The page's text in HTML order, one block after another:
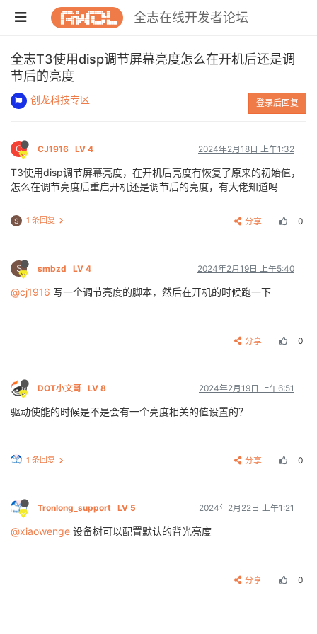
全志在线开发者论坛
全志T3使用disp调节屏幕亮度怎么在开机后还是调
节后的亮度
创龙科技专区 登录后回复
C CJ1916 LV 4 2024年2月18日 上午1:32
T3使用disp调节屏幕亮度，在开机后亮度有恢复了原来的初始值，
怎么在调节亮度后重启开机还是调节后的亮度，有大佬知道吗
S 1 条回复 分享 0
S smbzd LV 4 2024年2月19日 上午5:40
@cj1916 写一个调节亮度的脚本，然后在开机的时候跑一下
分享 0
DOT小文哥 LV 8 2024年2月19日 上午6:51
驱动使能的时候是不是会有一个亮度相关的值设置的？
1 条回复 分享 0
Tronlong_support LV 5 2024年2月22日 上午1:21
@xiaowenge 设备树可以配置默认的背光亮度
分享 0